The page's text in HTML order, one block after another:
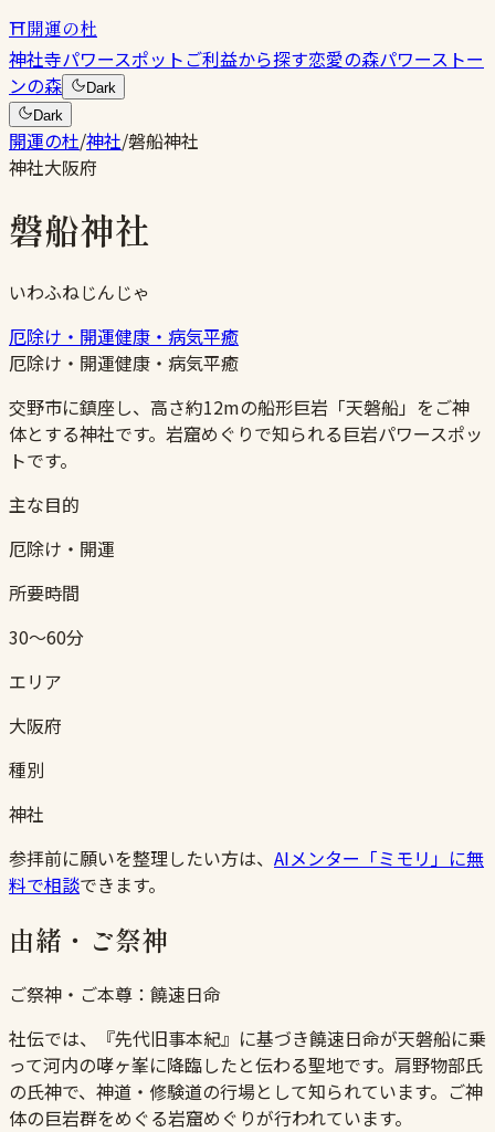
⛩開運の杜
神社寺パワースポットご利益から探す恋愛の森パワーストー
ンの森
Dark
Dark
開運の杜/神社/磐船神社
神社大阪府
磐船神社
いわふねじんじゃ
厄除け・開運健康・病気平癒
厄除け・開運健康・病気平癒
交野市に鎮座し、高さ約12mの船形巨岩「天磐船」をご神
体とする神社です。岩窟めぐりで知られる巨岩パワースポッ
トです。
主な目的
厄除け・開運
所要時間
30〜60分
エリア
大阪府
種別
神社
参拝前に願いを整理したい方は、 AIメンター「ミモリ」に無
料で相談できます。
由緒・ご祭神
ご祭神・ご本尊： 饒速日命
社伝では、『先代旧事本紀』に基づき饒速日命が天磐船に乗
って河内の哮ヶ峯に降臨したと伝わる聖地です。肩野物部氏
の氏神で、神道・修験道の行場として知られています。ご神
体の巨岩群をめぐる岩窟めぐりが行われています。